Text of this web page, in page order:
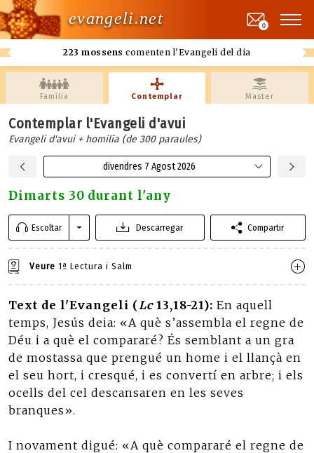
evangeli.net
223 mossens comenten l'Evangeli del dia
0
Família Contemplar Master
Contemplar l'Evangeli d'avui
Evangeli d'avui + homilía (de 300 paraules)
divendres 7 Agost 2026
Dimarts 30 durant l'any
Escoltar Descarregar Compartir
Veure 1ª Lectura i Salm
Text de l'Evangeli (Lc13,18-21): En aquell
temps, Jesús deia: «A què s’assembla el regne de
Déu i a què el compararé? És semblant a un gra
de mostassa que prengué un home i el llançà en
el seu hort, i cresqué, i es convertí en arbre; i els
ocells del cel descansaren en les seves
branques».
I novament digué: «A què compararé el regne de